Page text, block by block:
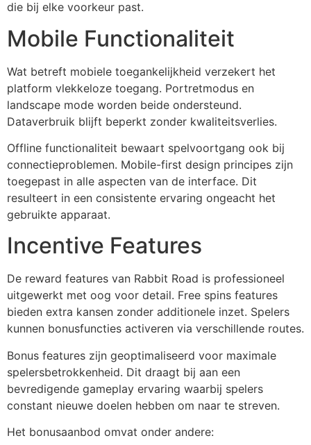
die bij elke voorkeur past.
Mobile Functionaliteit
Wat betreft mobiele toegankelijkheid verzekert het
platform vlekkeloze toegang. Portretmodus en
landscape mode worden beide ondersteund.
Dataverbruik blijft beperkt zonder kwaliteitsverlies.
Offline functionaliteit bewaart spelvoortgang ook bij
connectieproblemen. Mobile-first design principes zijn
toegepast in alle aspecten van de interface. Dit
resulteert in een consistente ervaring ongeacht het
gebruikte apparaat.
Incentive Features
De reward features van Rabbit Road is professioneel
uitgewerkt met oog voor detail. Free spins features
bieden extra kansen zonder additionele inzet. Spelers
kunnen bonusfuncties activeren via verschillende routes.
Bonus features zijn geoptimaliseerd voor maximale
spelersbetrokkenheid. Dit draagt bij aan een
bevredigende gameplay ervaring waarbij spelers
constant nieuwe doelen hebben om naar te streven.
Het bonusaanbod omvat onder andere: